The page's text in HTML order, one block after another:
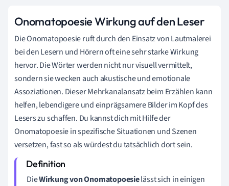
Onomatopoesie Wirkung auf den Leser
Die Onomatopoesie ruft durch den Einsatz von Lautmalerei
bei den Lesern und Hörern oft eine sehr starke Wirkung
hervor. Die Wörter werden nicht nur visuell vermittelt,
sondern sie wecken auch akustische und emotionale
Assoziationen. Dieser Mehrkanalansatz beim Erzählen kann
helfen, lebendigere und einprägsamere Bilder im Kopf des
Lesers zu schaffen. Du kannst dich mit Hilfe der
Onomatopoesie in spezifische Situationen und Szenen
versetzen, fast so als würdest du tatsächlich dort sein.
DieWirkung von Onomatopoesielässt sich in einigen